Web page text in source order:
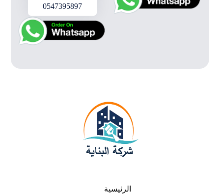
0547395897
الرئيسية